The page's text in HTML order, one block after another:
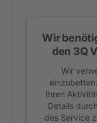
Wir
den 3Q
Wir
Ihren
Details
des Service